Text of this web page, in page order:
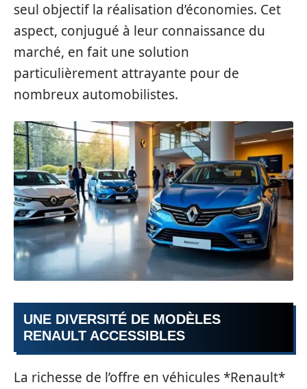
seul objectif la réalisation d’économies. Cet
aspect, conjugué à leur connaissance du
marché, en fait une solution
particulièrement attrayante pour de
nombreux automobilistes.
UNE DIVERSITÉ DE MODÈLES
RENAULT ACCESSIBLES
La richesse de l’offre en véhicules *Renault*